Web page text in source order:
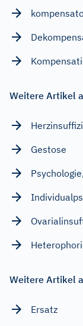
Weitere Artikel
Gestose
Weitere Artikel
Ersatz